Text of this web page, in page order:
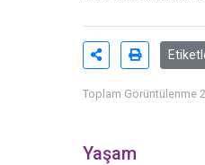
Toplam Görüntülenme
Yaşam